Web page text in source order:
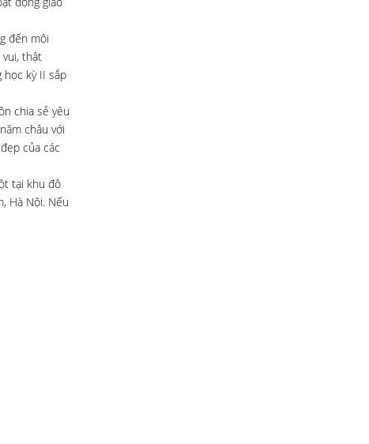
đến môi
thật
kỳ II sắp
chia sẻ yêu
châu với
của các
tại khu đô
Hà Nội. Nếu